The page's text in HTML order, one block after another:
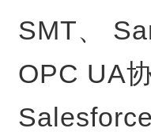
SMT、
OPC UA